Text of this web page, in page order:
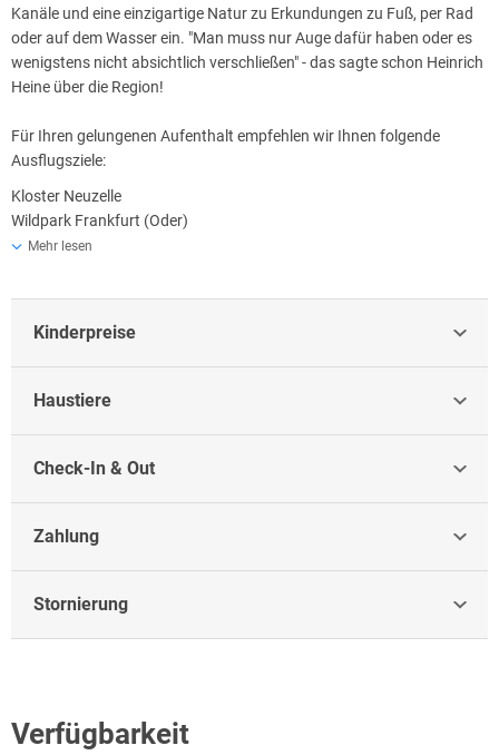
Kanäle und eine einzigartige Natur zu Erkundungen zu Fuß, per Rad
oder auf dem Wasser ein. "Man muss nur Auge dafür haben oder es
wenigstens nicht absichtlich verschließen" - das sagte schon Heinrich
Heine über die Region!
Für Ihren gelungenen Aufenthalt empfehlen wir Ihnen folgende
Ausflugsziele:
Kloster Neuzelle
Wildpark Frankfurt (Oder)
Berliner Spreepark
Fürstenwalde
Mehr lesen
Kinderpreise
Haustiere
Check-In & Out
Zahlung
Stornierung
Verfügbarkeit